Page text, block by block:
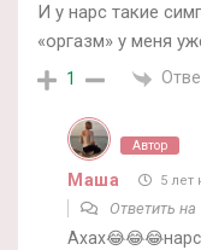
И у нарс такие
«оргазм» у меня
1
Автор
Маша 5 лет
Ответить на